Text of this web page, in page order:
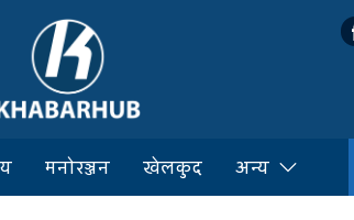
मनोरञ्जन खेलकुद अन्य